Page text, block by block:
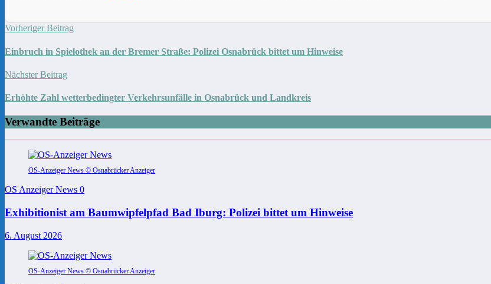
Vorheriger Beitrag
Einbruch in Spielothek an der Bremer Straße: Polizei Osnabrück bittet um Hinweise
Nächster Beitrag
Erhöhte Zahl wetterbedingter Verkehrsunfälle in Osnabrück und Landkreis
Verwandte Beiträge
OS-Anzeiger News © Osnabrücker Anzeiger
OS Anzeiger News 0
Exhibitionist am Baumwipfelpfad Bad Iburg: Polizei bittet um Hinweise
6. August 2026
OS-Anzeiger News © Osnabrücker Anzeiger